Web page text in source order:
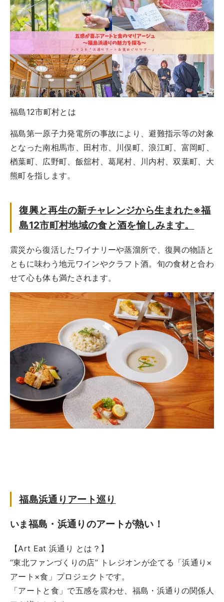
福島12市町村とは
福島第一原子力発電所の事故により、避難指示等の対象
となった南相馬市、田村市、川俣町、浪江町、富岡町、
楢葉町、広野町、飯舘村、葛尾村、川内村、双葉町、大
熊町を指します。
復興と再生の新チャレンジから生まれた※福
島12市町村地域の食と酒を愉しみます。
震災から復活したワイナリーや蒸溜所で、復興の物語と
ともに味わう地元ワインやクラフト酒。旬の食材と合わ
せて心も体も満たされます。
福島浜通りアート巡り
いま福島・浜通りのアートが熱い！
【Art Eat 浜通り とは？】
“東北ファンづくりの店” トレジオンが企てる「浜通り×
アート×食」プロジェクトです。
「アートと食」で五感を震わせ、福島・浜通りの関係人